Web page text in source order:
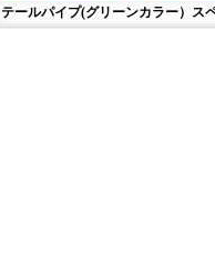
テールパイプ(グリーンカラー）ス